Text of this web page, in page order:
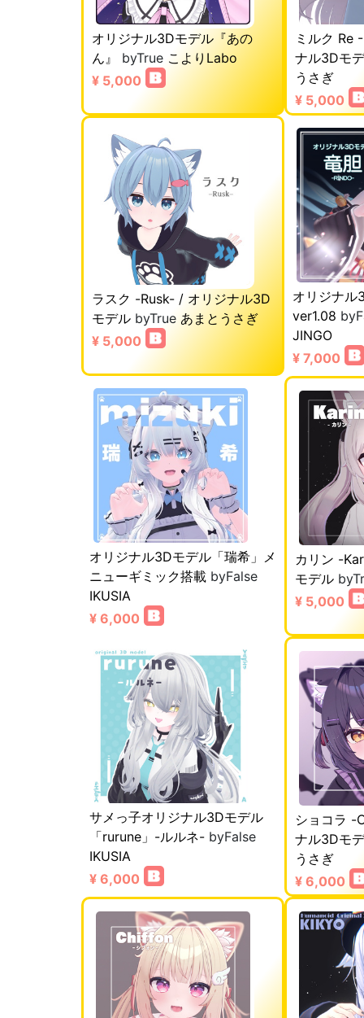
オリジナル3Dモデル『あの
ん』
byTrue こよりLabo
¥ 5,000
ミルク Re
ナル3Dモ
うさぎ
¥ 5,000
ラスク -Rusk- / オリジナル3D
モデル byTrue あまとうさぎ
¥ 5,000
オリジナル
ver1.08
JINGO
¥ 7,000
オリジナル3Dモデル「瑞希」メ
ニューギミック搭載 byFalse
IKUSIA
¥ 6,000
カリン -
モデル
¥ 5,000
サメっ子オリジナル3Dモデル
「rurune」-ルルネ- byFalse
IKUSIA
¥ 6,000
ショコラ -
ナル3Dモ
うさぎ
¥ 6,000